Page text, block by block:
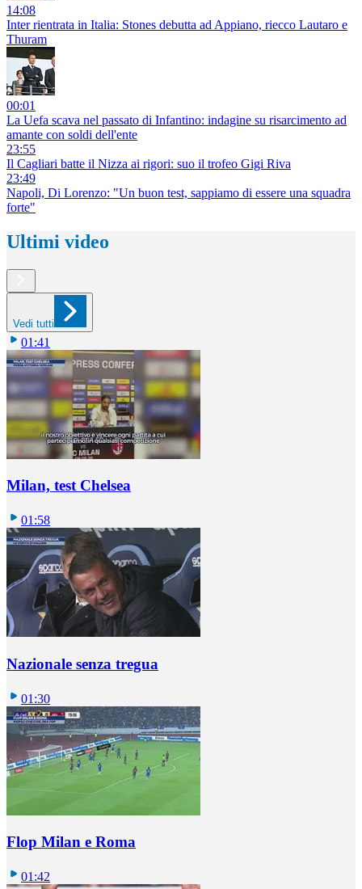
14:08
Inter rientrata in Italia: Stones debutta ad Appiano, riecco Lautaro e
Thuram
00:01
La Uefa scava nel passato di Infantino: indagine su risarcimento ad
amante con soldi dell'ente
23:55
Il Cagliari batte il Nizza ai rigori: suo il trofeo Gigi Riva
23:49
Napoli, Di Lorenzo: "Un buon test, sappiamo di essere una squadra
forte"
Ultimi video
Vedi tutti
01:41
Milan, test Chelsea
01:58
Nazionale senza tregua
01:30
Flop Milan e Roma
01:42